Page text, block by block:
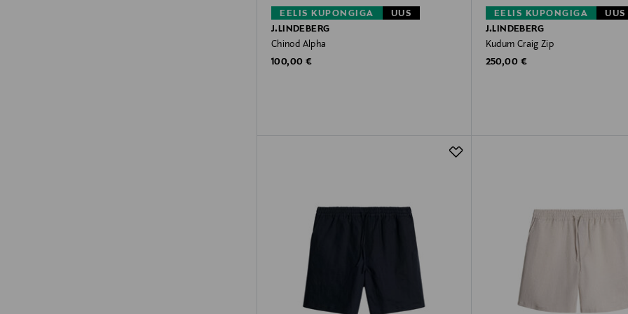
EELIS KUPONGIGA
UUS
J.LINDEBERG
Chinod Alpha
Original Price
100,00 €
EELIS KUPONGIGA
UUS
J.LINDEBERG
Kudum Craig Zip
Original Price
250,00 €